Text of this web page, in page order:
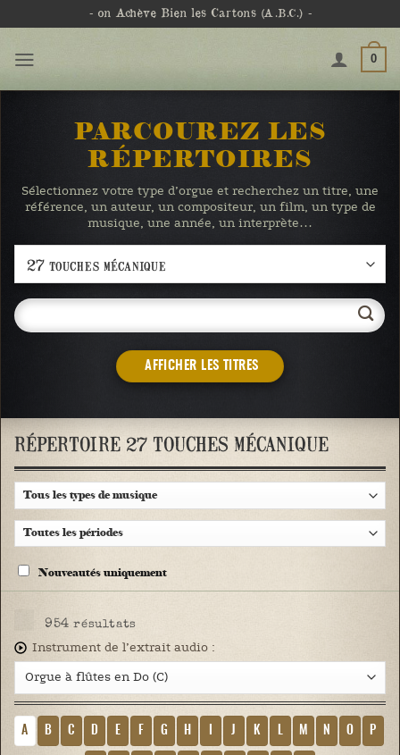
- on Achève Bien les Cartons (A.B.C.) -
0
PARCOUREZ LES
RÉPERTOIRES
Sélectionnez votre type d’orgue et recherchez un titre, une
référence, un auteur, un compositeur, un film, un type de
musique, une année, un interprète…
AFFICHER LES TITRES
RÉPERTOIRE 27 TOUCHES MÉCANIQUE
Nouveautés uniquement
954 résultats
Instrument de l’extrait audio :
A B C D E F G H J K M N O P